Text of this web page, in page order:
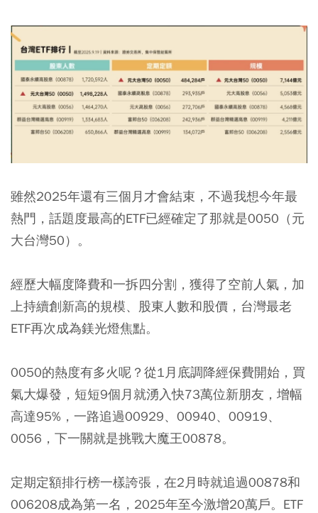
雖然2025年還有三個月才會結束，不過我想今年最
熱門，話題度最高的ETF已經確定了那就是0050（元
大台灣50）。
經歷大幅度降費和一拆四分割，獲得了空前人氣，加
上持續創新高的規模、股東人數和股價，台灣最老
ETF再次成為鎂光燈焦點。
0050的熱度有多火呢？從1月底調降經保費開始，買
氣大爆發，短短9個月就湧入快73萬位新朋友，增幅
高達95%，一路追過00929、00940、00919、
0056，下一關就是挑戰大魔王00878。
定期定額排行榜一樣誇張，在2月時就追過00878和
006208成為第一名，2025年至今激增20萬戶。ETF